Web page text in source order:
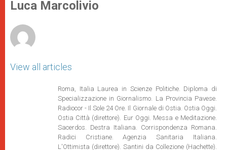
p e k
Luca Marcolivio
View all articles
Roma, Italia Laurea in Scienze Politiche. Diploma di
Specializzazione in Giornalismo. La Provincia Pavese.
Radiocor - Il Sole 24 Ore. Il Giornale di Ostia. Ostia Oggi.
Ostia Città (direttore). Eur Oggi. Messa e Meditazione.
Sacerdos. Destra Italiana. Corrispondenza Romana.
Radici Cristiane. Agenzia Sanitaria Italiana.
L'Ottimista (direttore). Santini da Collezione (Hachette).